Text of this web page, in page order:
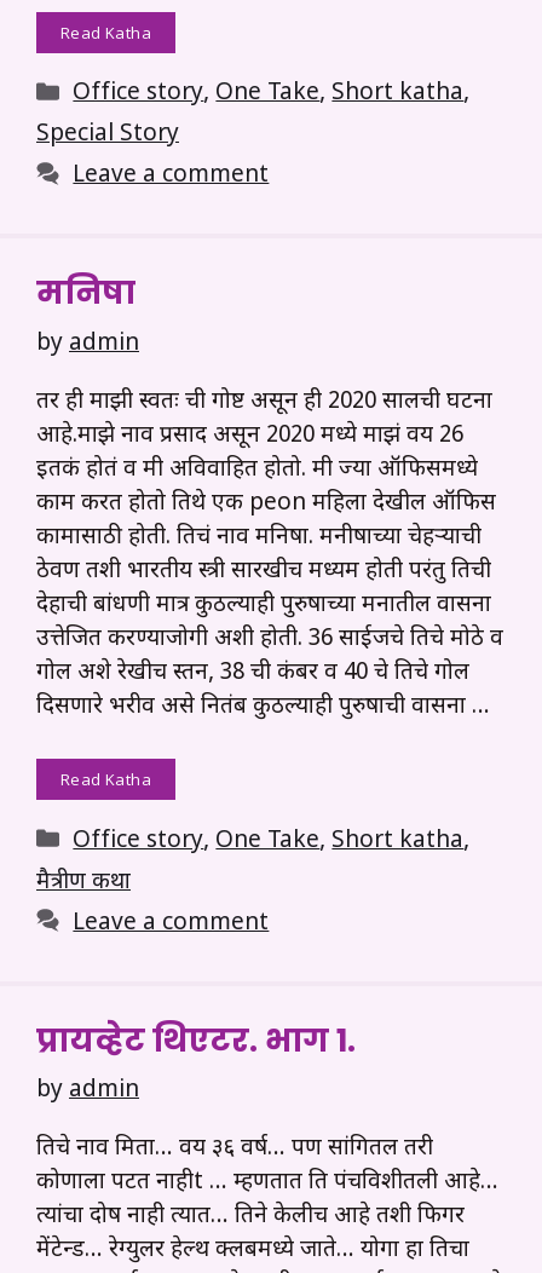
Read Katha
Categories
Office story,One Take,Short katha,
Special Story
Leave a comment
मनिषा
by admin
तर ही माझी स्वतः ची गोष्ट असून ही 2020 सालची घटना
आहे.माझे नाव प्रसाद असून 2020 मध्ये माझं वय 26
इतकं होतं व मी अविवाहित होतो. मी ज्या ऑफिसमध्ये
काम करत होतो तिथे एक peon महिला देखील ऑफिस
कामासाठी होती. तिचं नाव मनिषा. मनीषाच्या चेहऱ्याची
ठेवण तशी भारतीय स्त्री सारखीच मध्यम होती परंतु तिची
देहाची बांधणी मात्र कुठल्याही पुरुषाच्या मनातील वासना
उत्तेजित करण्याजोगी अशी होती. 36 साईजचे तिचे मोठे व
गोल अशे रेखीच स्तन, 38 ची कंबर व 40 चे तिचे गोल
दिसणारे भरीव असे नितंब कुठल्याही पुरुषाची वासना …
Read Katha
Categories
Office story,One Take,Short katha,
मैत्रीण कथा
Leave a comment
प्रायव्हेट थिएटर. भाग 1.
by admin
तिचे नाव मिता… वय ३६ वर्ष… पण सांगितल तरी
कोणाला पटत नाहीt … म्हणतात ति पंचविशीतली आहे…
त्यांचा दोष नाही त्यात… तिने केलीच आहे तशी फिगर
मेंटेन्ड… रेग्युलर हेल्थ क्लबमध्ये जाते… योगा हा तिचा